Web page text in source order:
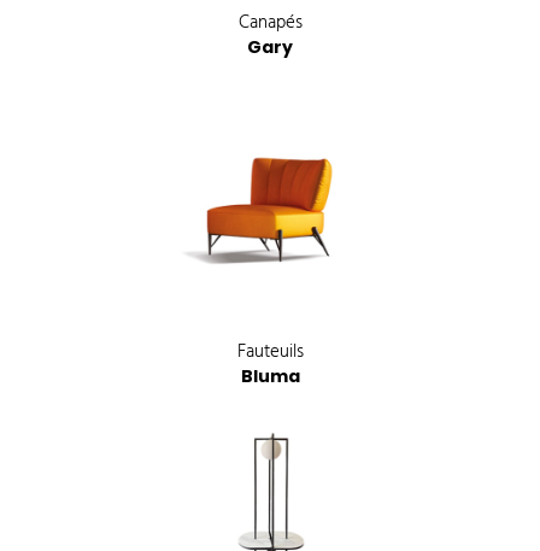
Canapés
Gary
Fauteuils
Bluma